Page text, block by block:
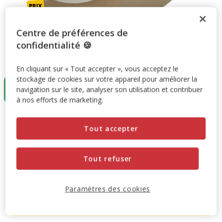
57X39X41cm
25.02€
Promotion disponible
-10% sur votre première commande* avec votre Carte
Voir conditions
Prix 25.02€
25.02€
Centre de préférences de
confidentialité 🍪
En cliquant sur « Tout accepter », vous acceptez le
stockage de cookies sur votre appareil pour améliorer la
navigation sur le site, analyser son utilisation et contribuer
à nos efforts de marketing.
Tout refuser
Tout accepter
Paramètres des cookies